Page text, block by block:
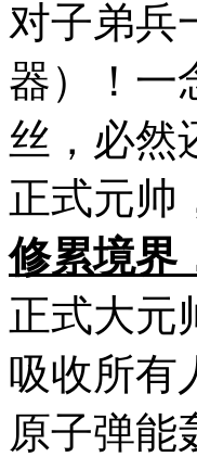
对子弟兵
器）！一
丝，必然
正式元帅
修累境界
正式大元
吸收所有
原子弹能